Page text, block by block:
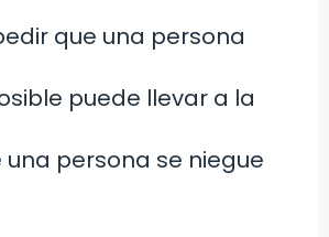
que una persona
puede llevar a la
persona se niegue